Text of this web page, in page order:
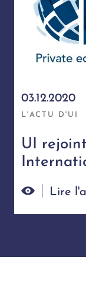
03.12.2020
L'ACTU D'UI
UI
Lire